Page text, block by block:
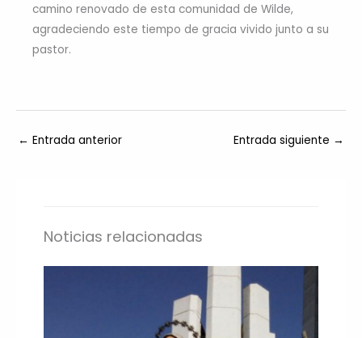
camino renovado de esta comunidad de Wilde,
agradeciendo este tiempo de gracia vivido junto a su
pastor.
← Entrada anterior Entrada siguiente →
Noticias relacionadas